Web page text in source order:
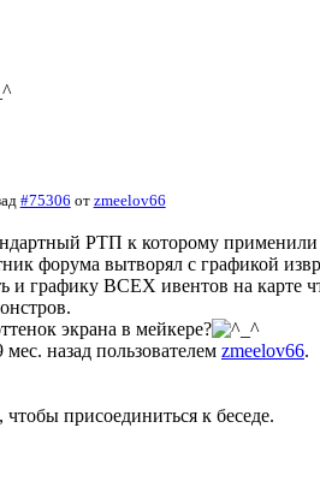
#75306 от zmeelov66
РТП к которому
форума вытворял с графикой
и графику ВСЕХ ивентов на карте
экрана в мейкере?
назад пользователем zmeelov66.
, чтобы присоединиться к беседе.